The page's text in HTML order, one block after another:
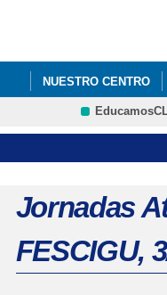
NUESTRO CENTRO
ANUNCIOS Y
Jornadas
FESCIGU,